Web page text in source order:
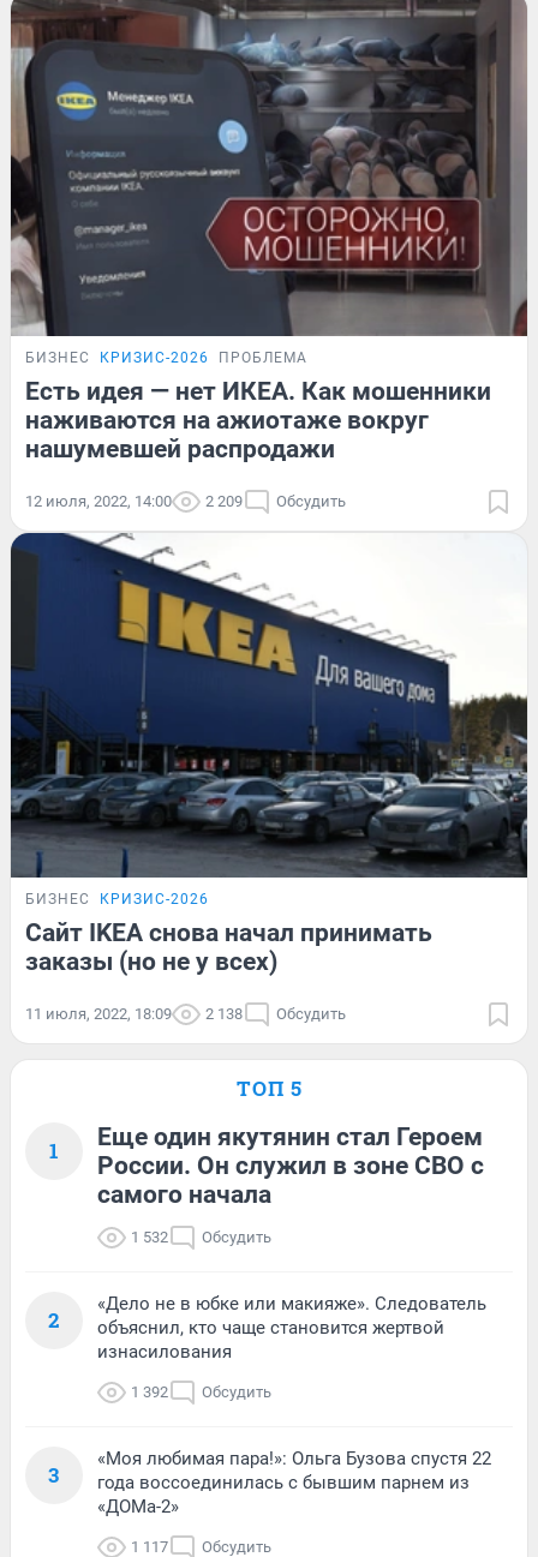
БИЗНЕС КРИЗИС-2026 ПРОБЛЕМА
Есть идея — нет ИКЕА. Как мошенники
наживаются на ажиотаже вокруг
нашумевшей распродажи
12 июля, 2022, 14:00 2 209 Обсудить
БИЗНЕС КРИЗИС-2026
Сайт IKEA снова начал принимать
заказы (но не у всех)
11 июля, 2022, 18:09 2 138 Обсудить
ТОП 5
1
Еще один якутянин стал Героем
России. Он служил в зоне СВО с
самого начала
1 532 Обсудить
2
«Дело не в юбке или макияже». Следователь
объяснил, кто чаще становится жертвой
изнасилования
1 392 Обсудить
3
«Моя любимая пара!»: Ольга Бузова спустя 22
года воссоединилась с бывшим парнем из
«ДОМа-2»
1 117 Обсудить